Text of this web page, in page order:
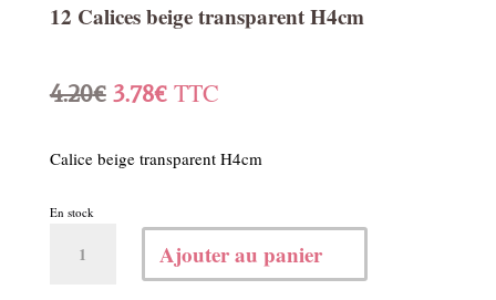
12 Calices beige transparent H4cm
4.20€ Le
initial
était :
4.20€.
3.78€Le
actuel
est :
3.78€.
TTC
Calice beige transparent H4cm
En stock
Ajouter au panier